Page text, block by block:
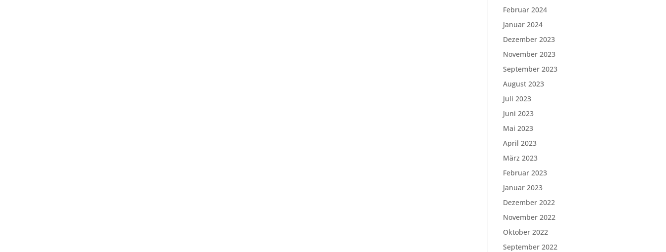
Februar 2024
Januar 2024
Dezember 2023
November 2023
September 2023
August 2023
Juli 2023
Juni 2023
Mai 2023
April 2023
März 2023
Februar 2023
Januar 2023
Dezember 2022
November 2022
Oktober 2022
September 2022